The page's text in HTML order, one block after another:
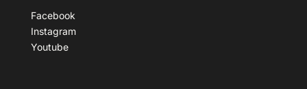
Facebook
Instagram
Youtube